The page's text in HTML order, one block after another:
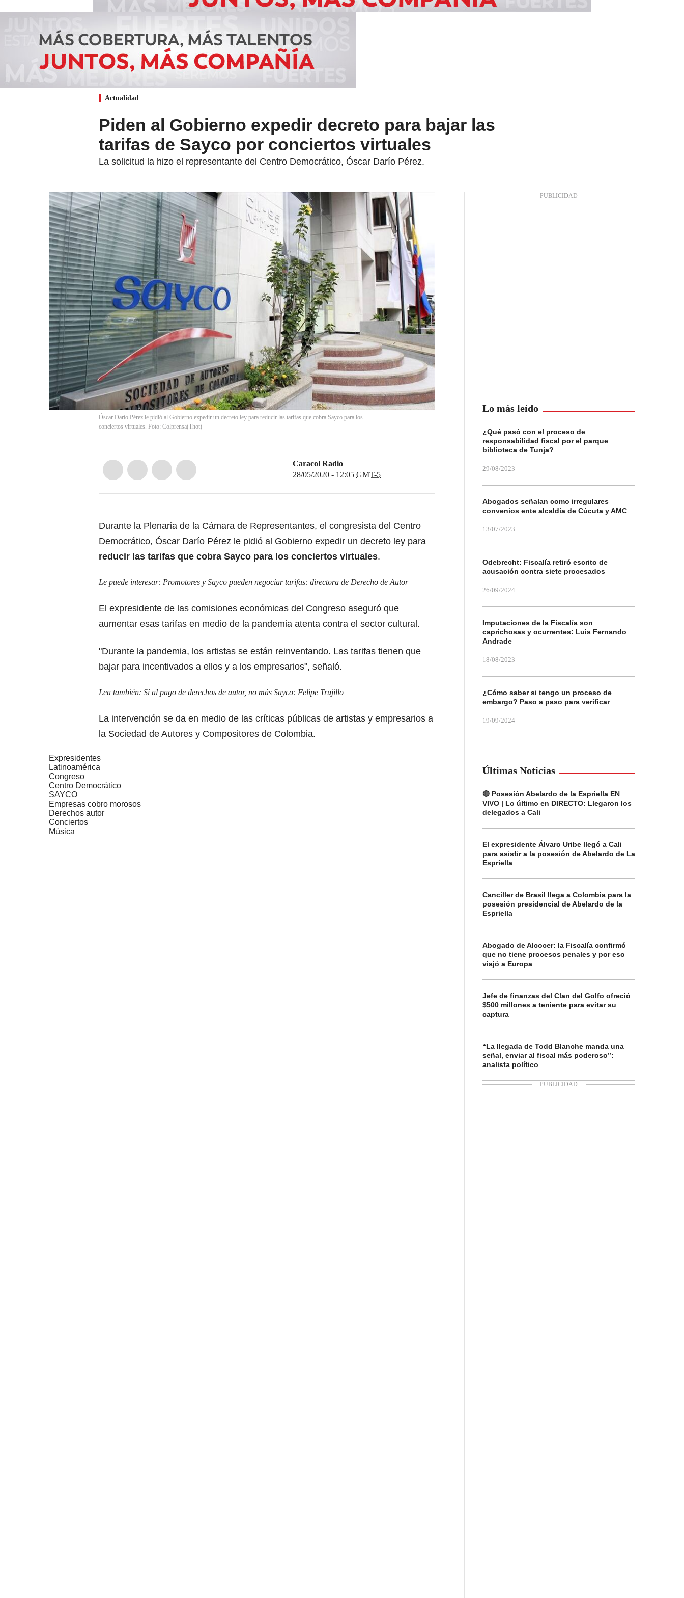
Actualidad
Piden al Gobierno expedir decreto para bajar las
tarifas de Sayco por conciertos virtuales
La solicitud la hizo el representante del Centro Democrático, Óscar Darío Pérez.
Óscar Darío Pérez le pidió al Gobierno expedir un decreto ley para reducir las tarifas que cobra Sayco para los
conciertos virtuales. Foto: Colprensa(Thot)
Caracol Radio
28/05/2020 - 12:05 GMT-5
Durante la Plenaria de la Cámara de Representantes, el congresista del Centro
Democrático, Óscar Darío Pérez le pidió al Gobierno expedir un decreto ley para
reducir las tarifas que cobra Sayco para los conciertos virtuales.
Le puede interesar: Promotores y Sayco pueden negociar tarifas: directora de Derecho de Autor
El expresidente de las comisiones económicas del Congreso aseguró que
aumentar esas tarifas en medio de la pandemia atenta contra el sector cultural.
"Durante la pandemia, los artistas se están reinventando. Las tarifas tienen que
bajar para incentivados a ellos y a los empresarios", señaló.
Lea también: Sí al pago de derechos de autor, no más Sayco: Felipe Trujillo
La intervención se da en medio de las críticas públicas de artistas y empresarios a
la Sociedad de Autores y Compositores de Colombia.
Expresidentes
Latinoamérica
Congreso
Centro Democrático
SAYCO
Empresas cobro morosos
Derechos autor
Conciertos
Música
Lo más leído
¿Qué pasó con el proceso de
responsabilidad fiscal por el parque
biblioteca de Tunja?
29/08/2023
Abogados señalan como irregulares
convenios ente alcaldía de Cúcuta y AMC
13/07/2023
Odebrecht: Fiscalía retiró escrito de
acusación contra siete procesados
26/09/2024
Imputaciones de la Fiscalía son
caprichosas y ocurrentes: Luis Fernando
Andrade
18/08/2023
¿Cómo saber si tengo un proceso de
embargo? Paso a paso para verificar
19/09/2024
Últimas Noticias
🔴 Posesión Abelardo de la Espriella EN
VIVO | Lo último en DIRECTO: Llegaron los
delegados a Cali
El expresidente Álvaro Uribe llegó a Cali
para asistir a la posesión de Abelardo de La
Espriella
Canciller de Brasil llega a Colombia para la
posesión presidencial de Abelardo de la
Espriella
Abogado de Alcocer: la Fiscalía confirmó
que no tiene procesos penales y por eso
viajó a Europa
Jefe de finanzas del Clan del Golfo ofreció
$500 millones a teniente para evitar su
captura
“La llegada de Todd Blanche manda una
señal, enviar al fiscal más poderoso”:
analista político